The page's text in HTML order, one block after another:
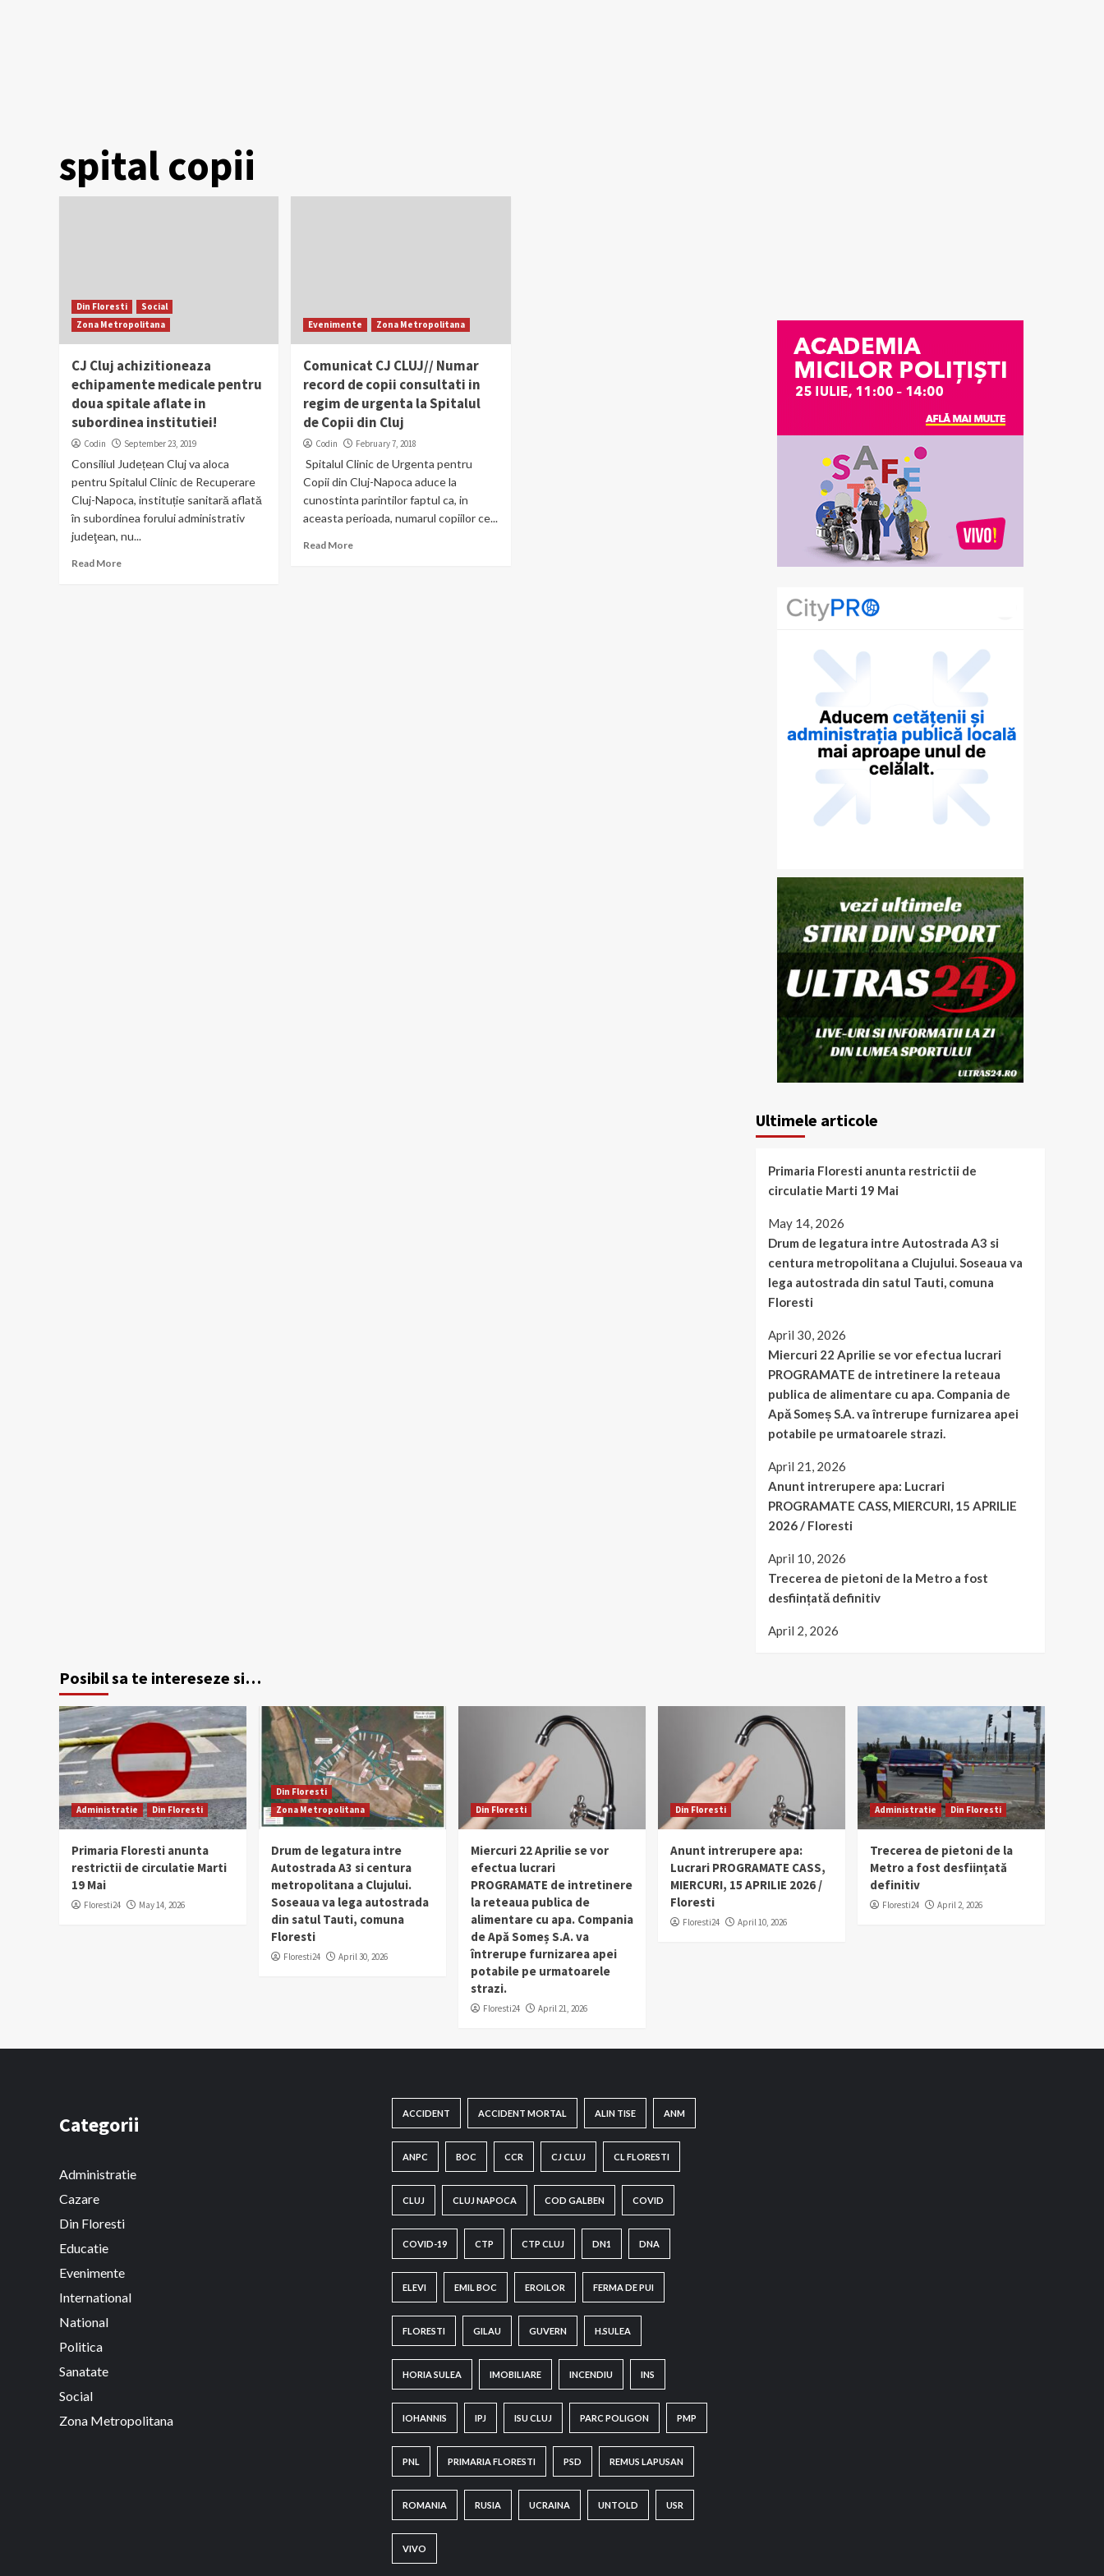
spital copii
Din Floresti
Social
Zona Metropolitana
CJ Cluj achizitioneaza
echipamente medicale pentru
doua spitale aflate in
subordinea institutiei!
Codin September 23, 2019
Consiliul Județean Cluj va aloca
pentru Spitalul Clinic de Recuperare
Cluj-Napoca, instituție sanitară aflată
în subordinea forului administrativ
judeţean, nu...
Read More
Evenimente Zona Metropolitana
Comunicat CJ CLUJ// Numar
record de copii consultati in
regim de urgenta la Spitalul
de Copii din Cluj
Codin February 7, 2018
Spitalul Clinic de Urgenta pentru
Copii din Cluj-Napoca aduce la
cunostinta parintilor faptul ca, in
aceasta perioada, numarul copiilor ce...
Read More
Ultimele articole
Primaria Floresti anunta restrictii de
circulatie Marti 19 Mai
May 14, 2026
Drum de legatura intre Autostrada A3 si
centura metropolitana a Clujului. Soseaua va
lega autostrada din satul Tauti, comuna
Floresti
April 30, 2026
Miercuri 22 Aprilie se vor efectua lucrari
PROGRAMATE de intretinere la reteaua
publica de alimentare cu apa. Compania de
Apă Someș S.A. va întrerupe furnizarea apei
potabile pe urmatoarele strazi.
April 21, 2026
Anunt intrerupere apa: Lucrari
PROGRAMATE CASS, MIERCURI, 15 APRILIE
2026 / Floresti
April 10, 2026
Trecerea de pietoni de la Metro a fost
desființată definitiv
April 2, 2026
Posibil sa te intereseze si…
Administratie Din Floresti
Primaria Floresti anunta
restrictii de circulatie Marti
19 Mai
Floresti24 May 14, 2026
Din Floresti
Zona Metropolitana
Drum de legatura intre
Autostrada A3 si centura
metropolitana a Clujului.
Soseaua va lega autostrada
din satul Tauti, comuna
Floresti
Floresti24 April 30, 2026
Din Floresti
Miercuri 22 Aprilie se vor
efectua lucrari
PROGRAMATE de intretinere
la reteaua publica de
alimentare cu apa. Compania
de Apă Someș S.A. va
întrerupe furnizarea apei
potabile pe urmatoarele
strazi.
Floresti24 April 21, 2026
Din Floresti
Anunt intrerupere apa:
Lucrari PROGRAMATE CASS,
MIERCURI, 15 APRILIE 2026 /
Floresti
Floresti24 April 10, 2026
Administratie Din Floresti
Trecerea de pietoni de la
Metro a fost desființată
definitiv
Floresti24 April 2, 2026
Categorii
Administratie
Cazare
Din Floresti
Educatie
Evenimente
International
National
Politica
Sanatate
Social
Zona Metropolitana
ACCIDENT ACCIDENT MORTAL ALIN TISE ANM
ANPC BOC CCR CJ CLUJ CL FLORESTI
CLUJ CLUJ NAPOCA COD GALBEN COVID
COVID-19 CTP CTP CLUJ DN1 DNA
ELEVI EMIL BOC EROILOR FERMA DE PUI
FLORESTI GILAU GUVERN H.SULEA
HORIA SULEA IMOBILIARE INCENDIU INS
IOHANNIS IPJ ISU CLUJ PARC POLIGON PMP
PNL PRIMARIA FLORESTI PSD REMUS LAPUSAN
ROMANIA RUSIA UCRAINA UNTOLD USR
VIVO